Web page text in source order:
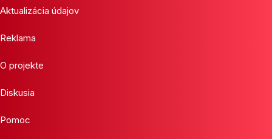
Aktualizácia údajov
Reklama
O projekte
Diskusia
Pomoc